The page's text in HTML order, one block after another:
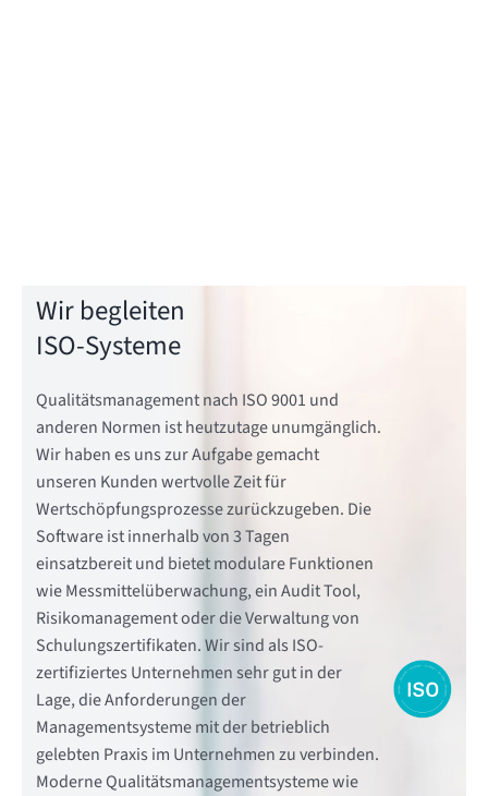
Wir begleiten
ISO-Systeme
Qualitätsmanagement nach ISO 9001 und
anderen Normen ist heutzutage unumgänglich.
Wir haben es uns zur Aufgabe gemacht
unseren Kunden wertvolle Zeit für
Wertschöpfungsprozesse zurückzugeben. Die
Software ist innerhalb von 3 Tagen
einsatzbereit und bietet modulare Funktionen
wie Messmittelüberwachung, ein Audit Tool,
Risikomanagement oder die Verwaltung von
Schulungszertifikaten. Wir sind als ISO-
zertifiziertes Unternehmen sehr gut in der
Lage, die Anforderungen der
Managementsysteme mit der betrieblich
gelebten Praxis im Unternehmen zu verbinden.
Moderne Qualitätsmanagementsysteme wie